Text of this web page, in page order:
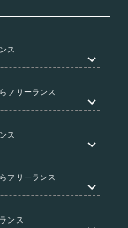
ス
フリーランス
ス
フリーランス
ンス